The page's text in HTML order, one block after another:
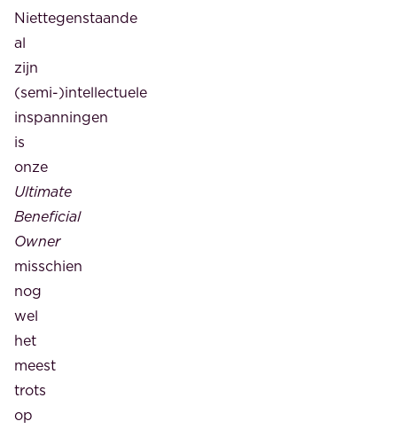
Niettegenstaande
al
zijn
(semi-)intellectuele
inspanningen
is
onze
Ultimate
Beneficial
Owner
misschien
nog
wel
het
meest
trots
op